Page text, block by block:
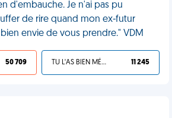
d'embauche. Je n'ai pas pu
de rire quand mon ex-futur
envie de vous prendre." VDM
50 709 TU L'AS BIEN MÉRITÉ 11 245